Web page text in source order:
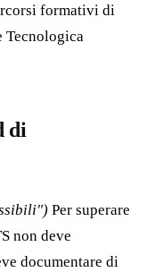
formativi di
Tecnologica
di
Per superare
non deve
documentare di